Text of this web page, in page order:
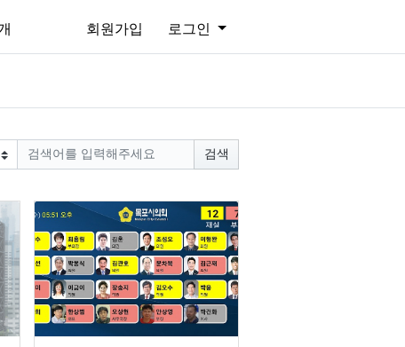
회원가입 로그인
검색
0 1925 5 0